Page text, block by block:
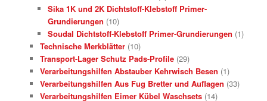
Sika 1K und 2K Dichtstoff-Klebstoff Primer-
Grundierungen (10)
Soudal Dichtstoff-Klebstoff Primer-Grundierungen (1)
Technische Merkblätter (10)
Transport-Lager Schutz Pads-Profile (29)
Verarbeitungshilfen Abstauber Kehrwisch Besen (1)
Verarbeitungshilfen Aus Fug Bretter und Auflagen (33)
Verarbeitungshilfen Eimer Kübel Waschsets (14)